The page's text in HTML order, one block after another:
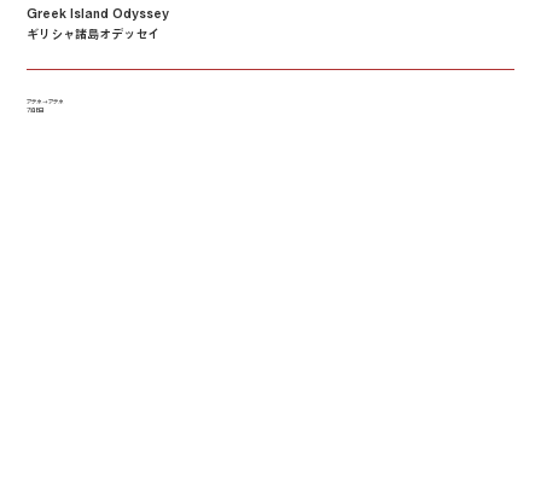
Greek Island Odyssey
ギリシャ諸島オデッセイ
アテネ → アテネ
7泊8日